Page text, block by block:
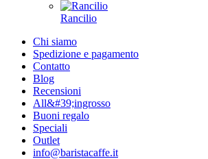
Rancilio
Chi siamo
Spedizione e pagamento
Contatto
Blog
Recensioni
All&#39;ingrosso
Buoni regalo
Speciali
Outlet
info@baristacaffe.it